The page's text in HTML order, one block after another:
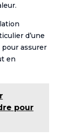
d’une
pour assurer
en
pour